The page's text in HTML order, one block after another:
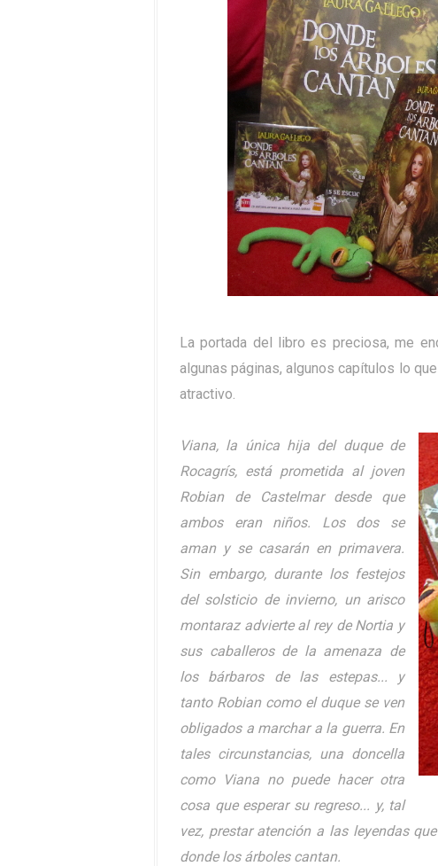
La portada del libro es preciosa, me
algunas páginas, algunos capítulos lo
atractivo.
Viana, la única hija del duque de
Rocagrís, está prometida al joven
Robian de Castelmar desde que
ambos eran niños. Los dos se
aman y se casarán en primavera.
Sin embargo, durante los festejos
del solsticio de invierno, un arisco
montaraz advierte al rey de Nortia y
sus caballeros de la amenaza de
los bárbaros de las estepas... y
tanto Robian como el duque se ven
obligados a marchar a la guerra. En
tales circunstancias, una doncella
como Viana no puede hacer otra
cosa que esperar su regreso... y, tal
vez, prestar atención a las leyendas
donde los árboles cantan.